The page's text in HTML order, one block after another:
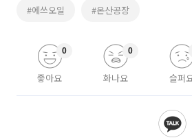
#에쓰오일 #온산공장
좋아요
0
화나요
0
슬퍼